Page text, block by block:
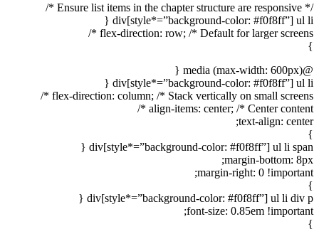
/* Ensure list items in the chapter structure are responsive */
div[style*=”background-color: #f0f8ff”] ul li {
flex-direction: row; /* Default for larger screens */
}
@media (max-width: 600px) {
div[style*=”background-color: #f0f8ff”] ul li {
flex-direction: column; /* Stack vertically on small screens */
align-items: center; /* Center content */
text-align: center;
}
div[style*=”background-color: #f0f8ff”] ul li span {
margin-bottom: 8px;
margin-right: 0 !important;
}
div[style*=”background-color: #f0f8ff”] ul li div p {
font-size: 0.85em !important;
}